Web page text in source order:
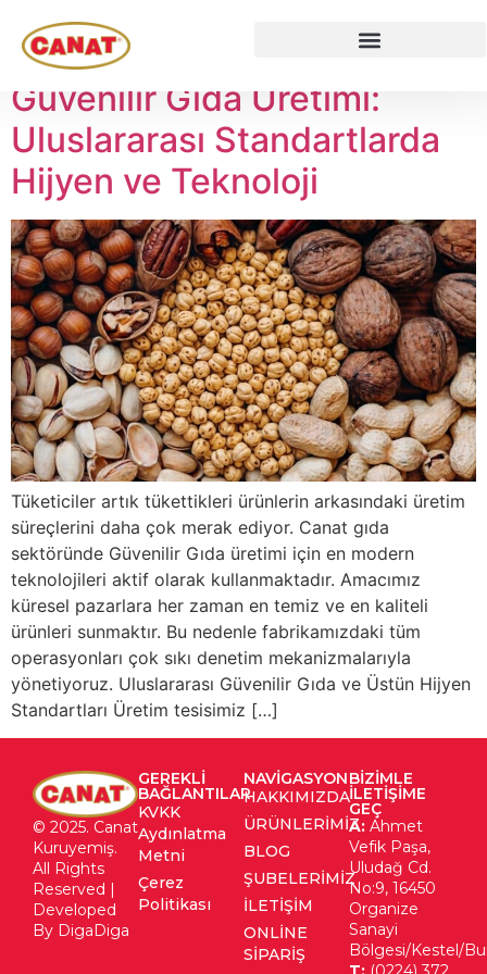
Etiket:
Güvenilir Gıda Üretimi:
Uluslararası Standartlarda
Hijyen ve Teknoloji
Tüketiciler artık tükettikleri ürünlerin arkasındaki üretim
süreçlerini daha çok merak ediyor. Canat gıda
sektöründe Güvenilir Gıda üretimi için en modern
teknolojileri aktif olarak kullanmaktadır. Amacımız
küresel pazarlara her zaman en temiz ve en kaliteli
ürünleri sunmaktır. Bu nedenle fabrikamızdaki tüm
operasyonları çok sıkı denetim mekanizmalarıyla
yönetiyoruz. Uluslararası Güvenilir Gıda ve Üstün Hijyen
Standartları Üretim tesisimiz […]
© 2025. Canat
Kuruyemiş.
All Rights
Reserved |
Developed
By DigaDiga
GEREKLI
BAĞLANTILAR
KVKK
Aydınlatma
Metni
Çerez
Politikası
NAVIGASYON
HAKKIMIZDA
ÜRÜNLERIMIZ
BLOG
ŞUBELERIMIZ
İLETIŞIM
ONLINE
SIPARIŞ
BIZIMLE
ILETIŞIME
GEÇ
A: Ahmet
Vefik Paşa,
Uludağ Cd.
No:9, 16450
Organize
Sanayi
Bölgesi/Kestel/